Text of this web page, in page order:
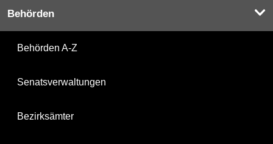
Behörden
Behörden A-Z
Senatsverwaltungen
Bezirksämter